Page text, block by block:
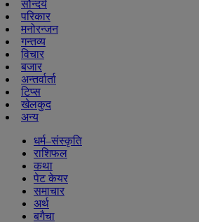
सौन्दर्य
परिकार
मनोरन्जन
गन्तव्य
विचार
बजार
अन्तर्वार्ता
टिप्स
खेलकुद
अन्य
धर्म–संस्कृति
राशिफल
कथा
पेट केयर
समाचार
अर्थ
बगैचा